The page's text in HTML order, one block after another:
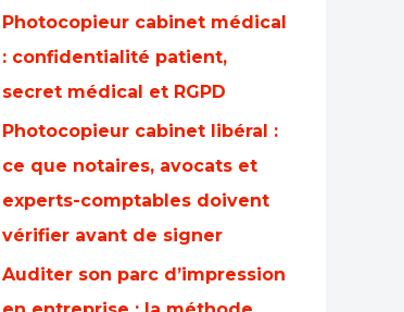
:
Photocopieur cabinet médical
: confidentialité patient,
secret médical et RGPD
Photocopieur cabinet libéral :
ce que notaires, avocats et
experts-comptables doivent
vérifier avant de signer
Auditer son parc d’impression